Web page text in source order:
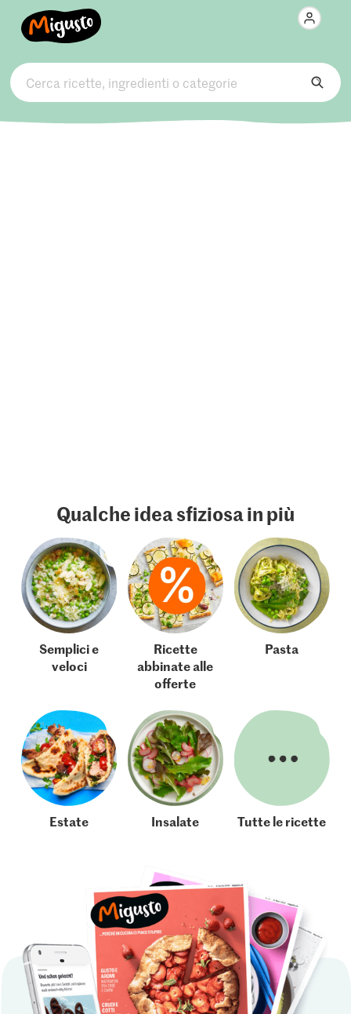
Qualche idea sfiziosa in più
Semplici e
veloci
Ricette
abbinate alle
offerte
Pasta
Estate Insalate Tutte le ricette